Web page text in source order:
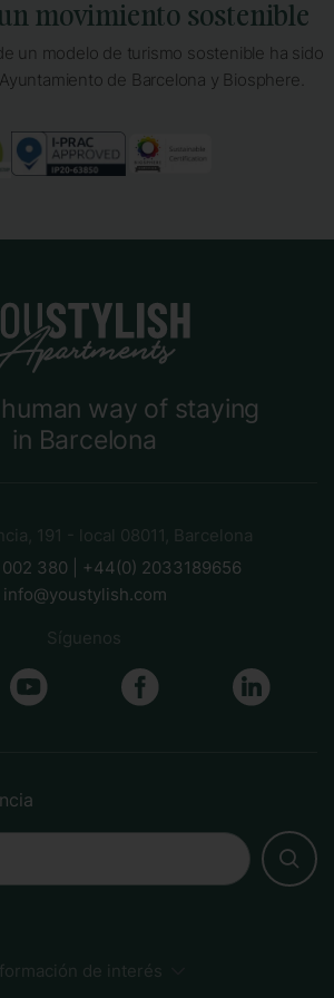
movimiento sostenible
un modelo de turismo sostenible ha sido
de Barcelona y Biosphere.
way of staying
in Barcelona
191 - local 08011, Barcelona
380 | +44(0) 2033189656
info@youstylish.com
Síguenos
de interés